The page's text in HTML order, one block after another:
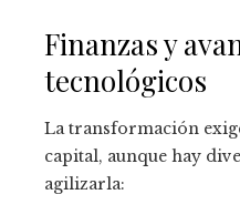
Finanzas y
tecnológicos
La transformación
capital, aunque hay
agilizarla: